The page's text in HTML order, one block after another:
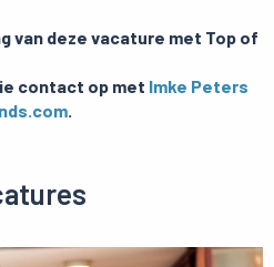
van deze vacature met Top of
contact op met Imke Peters